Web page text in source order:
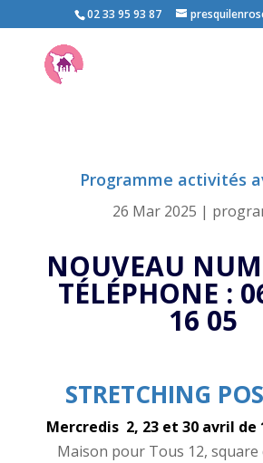
02 33 95 93 87
Programme activités
26 Mar 2025 |
NOUVEAU
TÉLÉPHONE :
16 05
STRETCHING
Mercredis 2, 23 et 30 avril de
Maison pour Tous 12,